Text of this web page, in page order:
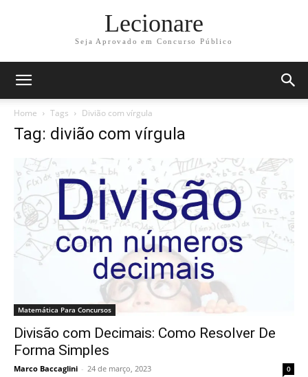
Lecionare
Seja Aprovado em Concurso Público
Home Tags Divião com vírgula
Tag: divião com vírgula
Matemática Para Concursos
Divisão com Decimais: Como Resolver De
Forma Simples
Marco Baccaglini - 24 de março, 2023 0